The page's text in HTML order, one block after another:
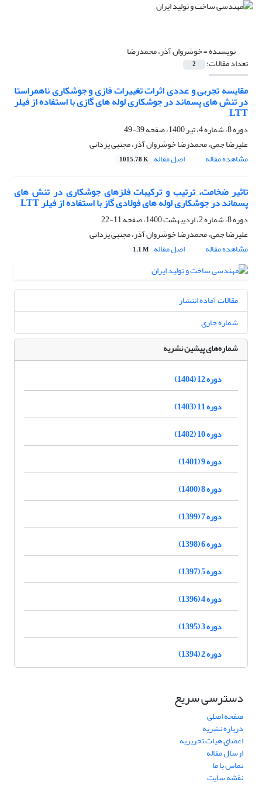
نویسنده =خوشروان آذر، محمدرضا
تعداد مقالات: 2
مقایسه تجربی و عددی اثرات تغییرات فازی و جوشکاری ناهمراستا
در تنش های پسماند در جوشکاری لوله های گازی با استفاده از فیلر
LTT
دوره 8، شماره 4، تیر 1400، صفحه
39-49
علیرضا جمی، محمدرضا خوشروان آذر، مجتبی یزدانی
مشاهده مقاله
اصل مقاله 1015.78 K
تاثیر ضخامت، ترتیب و ترکیبات فلزهای جوشکاری در تنش های
پسماند در جوشکاری لوله های فولادی گاز با استفاده از فیلر LTT
دوره 8، شماره 2، اردیبهشت 1400، صفحه
11-22
علیرضا جمی، محمدرضا خوشروان آذر، مجتبی یزدانی
مشاهده مقاله
اصل مقاله 1.1 M
مقالات آماده انتشار
شماره جاری
شماره‌های پیشین نشریه
دوره 12 (1404)
دوره 11 (1403)
دوره 10 (1402)
دوره 9 (1401)
دوره 8 (1400)
دوره 7 (1399)
دوره 6 (1398)
دوره 5 (1397)
دوره 4 (1396)
دوره 3 (1395)
دوره 2 (1394)
دسترسی سریع
صفحه اصلی
درباره نشریه
اعضای هیات تحریریه
ارسال مقاله
تماس با ما
نقشه سایت